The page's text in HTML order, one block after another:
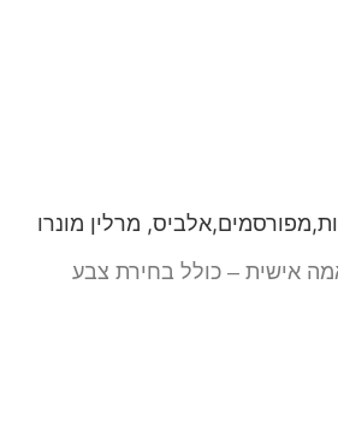
מרלין מונרו
אישית – כולל בחירת צבע